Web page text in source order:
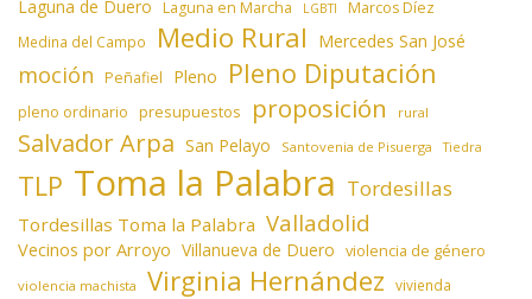
Laguna de Duero Laguna en Marcha LGBTI Marcos Díez
Medina del Campo Medio Rural Mercedes San José
moción Peñafiel Pleno Pleno Diputación
pleno ordinario presupuestos proposición rural
Salvador Arpa San Pelayo Santovenia de Pisuerga Tiedra
TLP Toma la Palabra Tordesillas
Tordesillas Toma la Palabra Valladolid
Vecinos por Arroyo Villanueva de Duero violencia de género
violencia machista Virginia Hernández vivienda